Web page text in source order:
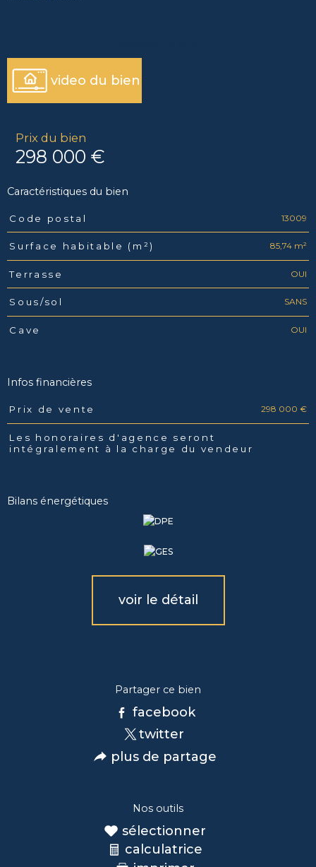
video du bien
Prix du bien
298 000 €
Caractéristiques du bien
Caractéristiques Valeurs
Code postal 13009
Surface habitable (m²) 85,74 m²
Terrasse OUI
Sous/sol SANS
Cave OUI
Infos financières
Caractéristiques Valeurs
Prix de vente 298 000 €
Les honoraires d'agence seront
intégralement à la charge du vendeur
Bilans énergétiques
voir le détail
Partager ce bien
facebook
twitter
plus de partage
Nos outils
sélectionner
calculatrice